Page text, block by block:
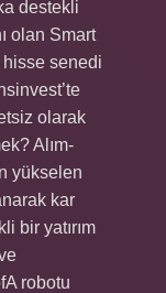
destekli
olan Smart
hisse senedi
olarak
Alım-
yükselen
kar
bir yatırım
robotu